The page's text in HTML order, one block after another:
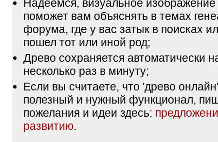
Надеемся, визуальное
поможет вам объяснять в темах
форума, где у вас затык в поисках
пошел тот или иной род;
Древо сохраняется автоматически
несколько раз в минуту;
Если вы считаете, что 'древо
полезный и нужный функционал,
пожелания и идеи здесь:
развитию.